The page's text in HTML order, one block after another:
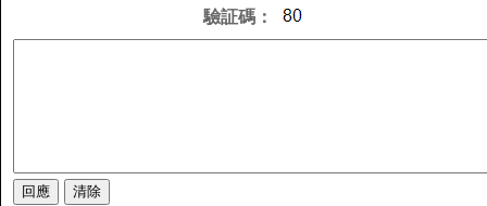
驗証碼：